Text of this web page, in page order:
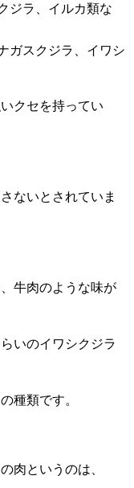
ジラ、イルカ類な
ガスクジラ、イワシ
クセを持ってい
ないとされていま
牛肉のような味が
いのイワシクジラ
種類です。
肉というのは、